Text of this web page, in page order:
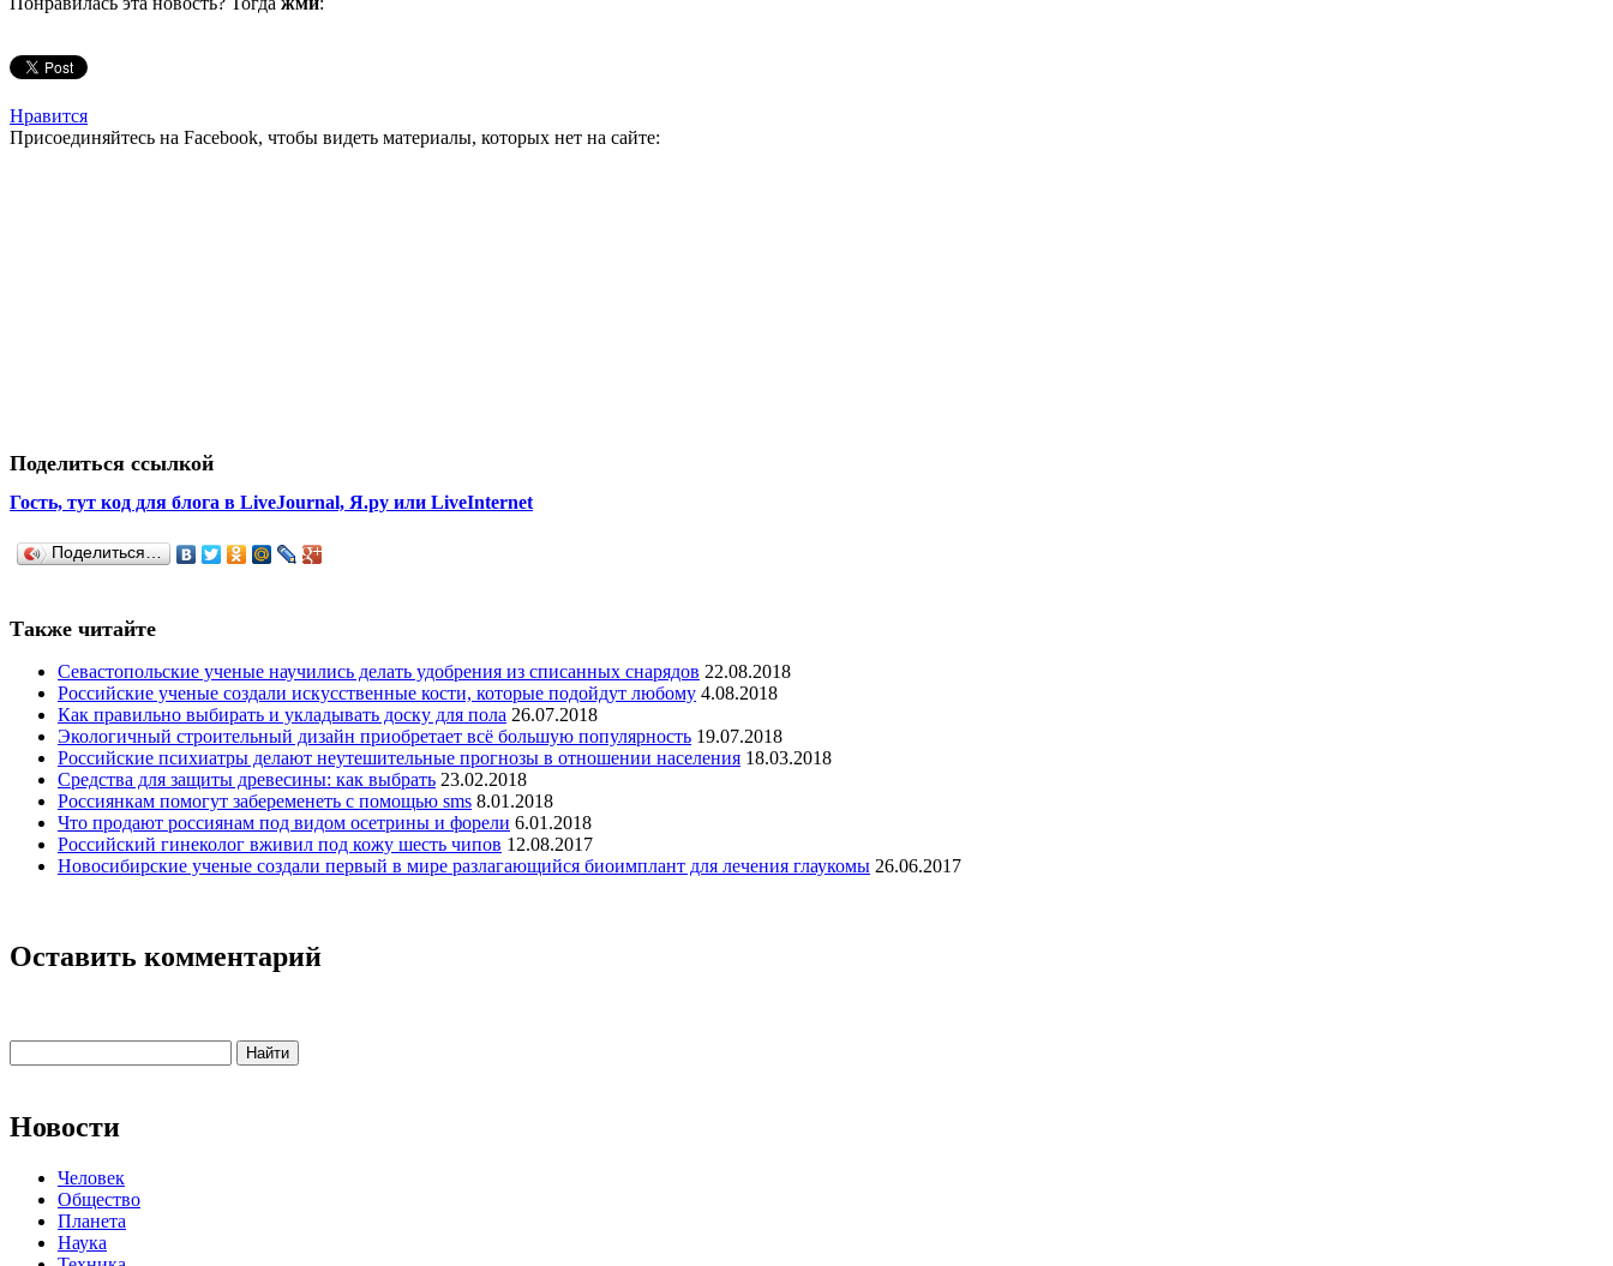
Нравится
Присоединяйтесь на Facebook, чтобы видеть материалы, которых нет на сайте:
Поделиться ссылкой
Гость, тут код для блога в LiveJournal, Я.ру или LiveInternet
Поделиться…
Также читайте
Севастопольские ученые научились делать удобрения из списанных снарядов 22.08.2018
Российские ученые создали искусственные кости, которые подойдут любому 4.08.2018
Как правильно выбирать и укладывать доску для пола 26.07.2018
Экологичный строительный дизайн приобретает всё большую популярность 19.07.2018
Российские психиатры делают неутешительные прогнозы в отношении населения 18.03.2018
Средства для защиты древесины: как выбрать 23.02.2018
Россиянкам помогут забеременеть с помощью sms 8.01.2018
Что продают россиянам под видом осетрины и форели 6.01.2018
Российский гинеколог вживил под кожу шесть чипов 12.08.2017
Новосибирские ученые создали первый в мире разлагающийся биоимплант для лечения глаукомы 26.06.2017
Оставить комментарий
Новости
Человек
Общество
Планета
Наука